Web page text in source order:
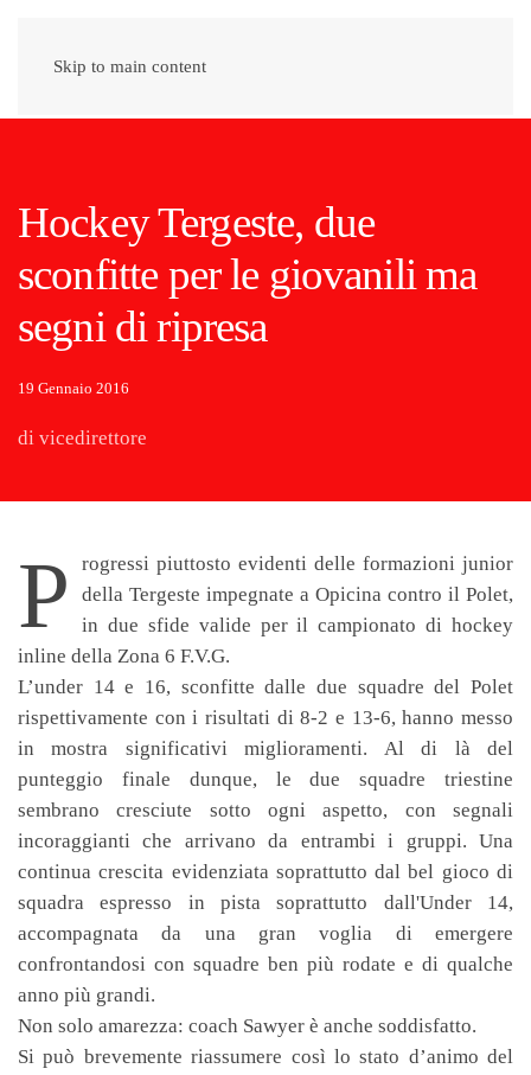
Skip to main content
Hockey Tergeste, due
sconfitte per le giovanili ma
segni di ripresa
19 Gennaio 2016
di vicedirettore
P
rogressi piuttosto evidenti delle formazioni junior
della Tergeste impegnate a Opicina contro il Polet,
in due sfide valide per il campionato di hockey
inline della Zona 6 F.V.G.
L’under 14 e 16, sconfitte dalle due squadre del Polet
rispettivamente con i risultati di 8-2 e 13-6, hanno messo
in mostra significativi miglioramenti. Al di là del
punteggio finale dunque, le due squadre triestine
sembrano cresciute sotto ogni aspetto, con segnali
incoraggianti che arrivano da entrambi i gruppi. Una
continua crescita evidenziata soprattutto dal bel gioco di
squadra espresso in pista soprattutto dall'Under 14,
accompagnata da una gran voglia di emergere
confrontandosi con squadre ben più rodate e di qualche
anno più grandi.
Non solo amarezza: coach Sawyer è anche soddisfatto.
Si può brevemente riassumere così lo stato d’animo del